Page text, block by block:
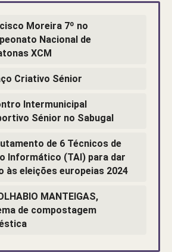
Moreira 7º no
Nacional de
XCM
Criativo Sénior
Intermunicipal
Sénior no Sabugal
de 6 Técnicos de
Informático (TAI) para dar
às eleições europeias 2024
MANTEIGAS,
de compostagem